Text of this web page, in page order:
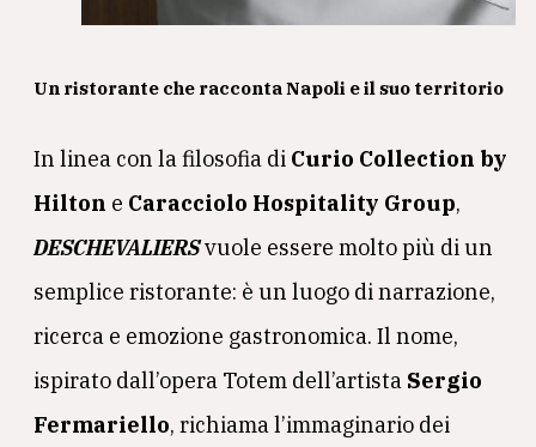
Un ristorante che racconta Napoli e il suo territorio
In linea con la filosofia di Curio Collection by
Hilton e Caracciolo Hospitality Group,
DESCHEVALIERSvuole essere molto più di un
semplice ristorante: è un luogo di narrazione,
ricerca e emozione gastronomica. Il nome,
ispirato dall’opera Totem dell’artista Sergio
Fermariello, richiama l’immaginario dei